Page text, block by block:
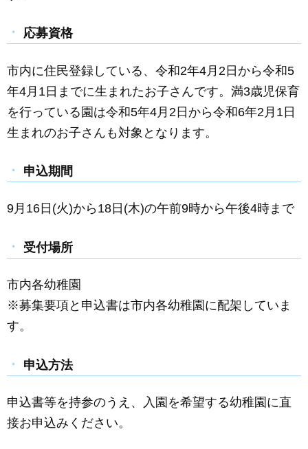
b
o
o
k
g
er
応募資格
市内に住民登録している、令和2年4月2日から令和5
年4月1日までに生まれたお子さんです。満3歳児保育
を行っている園は令和5年4月2日から令和6年2月1日
生まれのお子さんも対象となります。
申込期間
9月16日(火)から18日(木)の午前9時から午後4時まで
受付場所
市内各幼稚園
※募集要項と申込書は市内各幼稚園に配架していま
す。
申込方法
申込書等を持参のうえ、入園を希望する幼稚園に直
接お申込みください。